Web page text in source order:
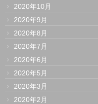
2020年10月
2020年9月
2020年8月
2020年7月
2020年6月
2020年5月
2020年3月
2020年2月